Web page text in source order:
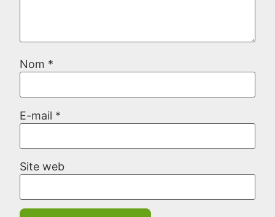
Nom *
E-mail *
Site web